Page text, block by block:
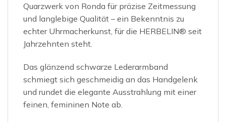
Quarzwerk von Ronda für präzise Zeitmessung
und langlebige Qualität – ein Bekenntnis zu
echter Uhrmacherkunst, für die HERBELIN® seit
Jahrzehnten steht.
Das glänzend schwarze Lederarmband
schmiegt sich geschmeidig an das Handgelenk
und rundet die elegante Ausstrahlung mit einer
feinen, femininen Note ab.